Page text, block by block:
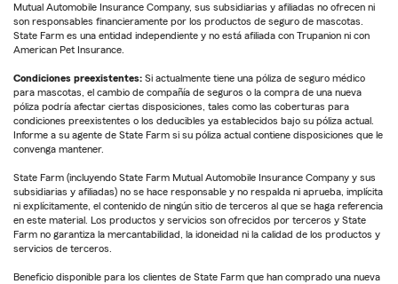
Mutual Automobile Insurance Company, sus subsidiarias y afiliadas no ofrecen ni
son responsables financieramente por los productos de seguro de mascotas.
State Farm es una entidad independiente y no está afiliada con Trupanion ni con
American Pet Insurance.
Condiciones preexistentes: Si actualmente tiene una póliza de seguro médico
para mascotas, el cambio de compañía de seguros o la compra de una nueva
póliza podría afectar ciertas disposiciones, tales como las coberturas para
condiciones preexistentes o los deducibles ya establecidos bajo su póliza actual.
Informe a su agente de State Farm si su póliza actual contiene disposiciones que le
convenga mantener.
State Farm (incluyendo State Farm Mutual Automobile Insurance Company y sus
subsidiarias y afiliadas) no se hace responsable y no respalda ni aprueba, implícita
ni explícitamente, el contenido de ningún sitio de terceros al que se haga referencia
en este material. Los productos y servicios son ofrecidos por terceros y State
Farm no garantiza la mercantabilidad, la idoneidad ni la calidad de los productos y
servicios de terceros.
Beneficio disponible para los clientes de State Farm que han comprado una nueva